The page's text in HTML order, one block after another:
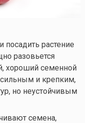
посадить растение
разовьется
хороший семенной
сильным и крепким,
но неустойчивым
семена,